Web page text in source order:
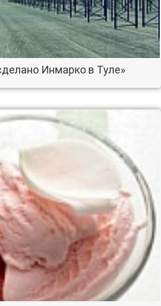
Инмарко в Туле»